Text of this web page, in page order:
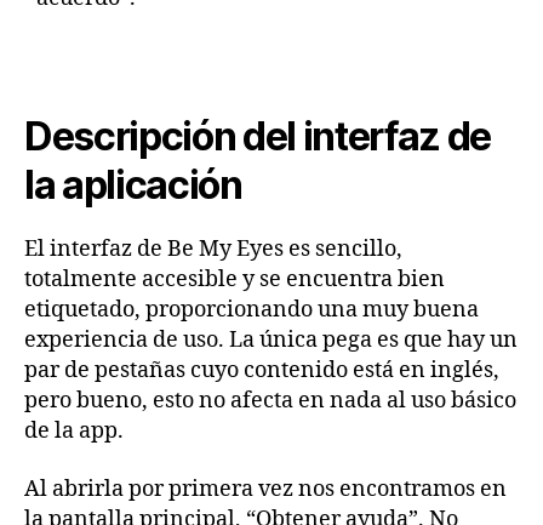
Descripción del interfaz de
la aplicación
El interfaz de Be My Eyes es sencillo,
totalmente accesible y se encuentra bien
etiquetado, proporcionando una muy buena
experiencia de uso. La única pega es que hay un
par de pestañas cuyo contenido está en inglés,
pero bueno, esto no afecta en nada al uso básico
de la app.
Al abrirla por primera vez nos encontramos en
la pantalla principal, “Obtener ayuda”. No